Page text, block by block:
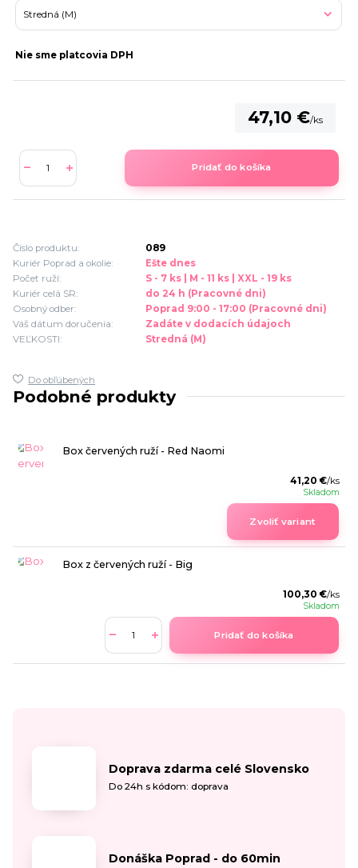
Nie sme platcovia DPH
47,10 €/ks
Pridať do košíka
Číslo produktu:
089
Kuriér Poprad a okolie:
Ešte dnes
Počet ruží:
S - 7 ks | M - 11 ks | XXL - 19 ks
Kuriér celá SR:
do 24 h (Pracovné dni)
Osobný odber:
Poprad 9:00 - 17:00 (Pracovné dni)
Váš dátum doručenia:
Zadáte v dodacích údajoch
VEĽKOSTI:
Stredná (M)
Do obľúbených
Podobné produkty
Box červených ruží - Red Naomi
41,20 €/ks
Skladom
Zvoliť variant
Box z červených ruží - Big
100,30 €/ks
Skladom
Pridať do košíka
Doprava zdarma celé Slovensko
Do 24h s kódom: doprava
Donáška Poprad - do 60min